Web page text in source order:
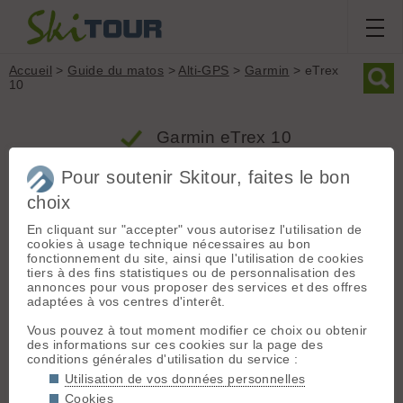
Accueil > Guide du matos > Alti-GPS > Garmin > eTrex
10
Garmin eTrex 10
Produit
Groupe : Alti-GPS
Marque : Garmin
Modèle : eTrex 10
Poids : 141 grammes
Prix indicatif :119.00€- Ce produit n'est plus commercialisé
Description / Informations fabricant
Le nouvel eTrex 10 a conservé les fonctionnalités principales,
la robustesse, le petit prix et l'autonomie de l'eTrex, mais l'a
Pour soutenir Skitour, faites le bon
choix
En cliquant sur "accepter" vous autorisez l'utilisation de
cookies à usage technique nécessaires au bon
fonctionnement du site, ainsi que l'utilisation de cookies
tiers à des fins statistiques ou de personnalisation des
annonces pour vous proposer des services et des offres
adaptées à vos centres d'interêt.
Vous pouvez à tout moment modifier ce choix ou obtenir
des informations sur ces cookies sur la page des
conditions générales d'utilisation du service :
Utilisation de vos données personnelles
Cookies